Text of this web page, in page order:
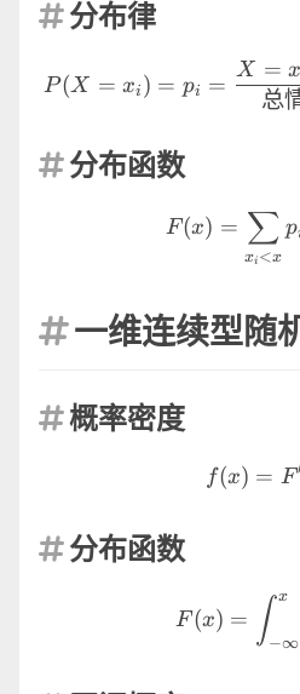
分布律
P
P(X = xi ) = pi =
总
X =
分布函数
F(x) =
xi <x
∑ p
一维连续型随
概率密度
f(x) = F
分布函数
F (x) = ∫−∞
x